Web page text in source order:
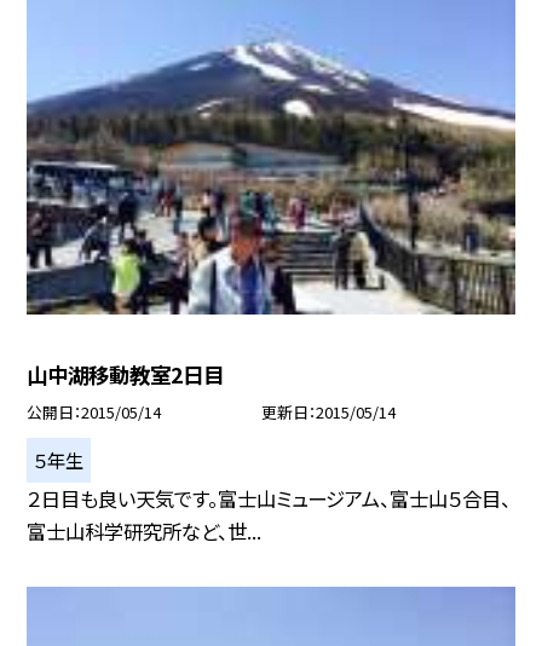
山中湖移動教室2日目
公開日 2015/05/14 更新日 2015/05/14
５年生
２日目も良い天気です。富士山ミュージアム、富士山５合目、
富士山科学研究所など、世...